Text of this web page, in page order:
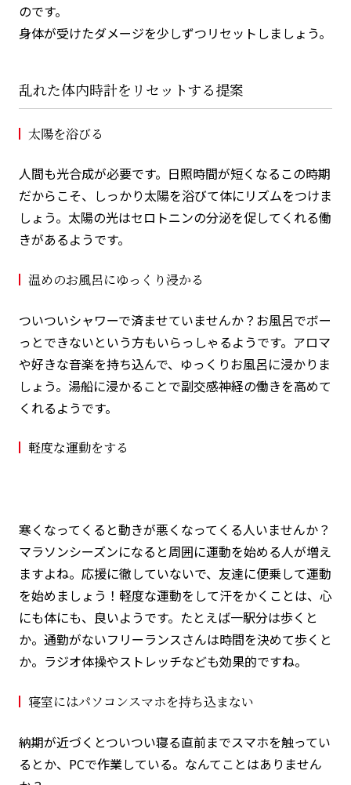
のです。
身体が受けたダメージを少しずつリセットしましょう。
乱れた体内時計をリセットする提案
太陽を浴びる
人間も光合成が必要です。日照時間が短くなるこの時期
だからこそ、しっかり太陽を浴びて体にリズムをつけま
しょう。太陽の光はセロトニンの分泌を促してくれる働
きがあるようです。
温めのお風呂にゆっくり浸かる
ついついシャワーで済ませていませんか？お風呂でボー
っとできないという方もいらっしゃるようです。アロマ
や好きな音楽を持ち込んで、ゆっくりお風呂に浸かりま
しょう。湯船に浸かることで副交感神経の働きを高めて
くれるようです。
軽度な運動をする
寒くなってくると動きが悪くなってくる人いませんか？
マラソンシーズンになると周囲に運動を始める人が増え
ますよね。応援に徹していないで、友達に便乗して運動
を始めましょう！軽度な運動をして汗をかくことは、心
にも体にも、良いようです。たとえば一駅分は歩くと
か。通勤がないフリーランスさんは時間を決めて歩くと
か。ラジオ体操やストレッチなども効果的ですね。
寝室にはパソコンスマホを持ち込まない
納期が近づくとついつい寝る直前までスマホを触ってい
るとか、PCで作業している。なんてことはありません